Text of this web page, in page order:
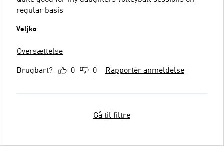
regular basis
Veljko
Oversættelse
Brugbart? 0 0 Rapportér anmeldelse
Gå til filtre